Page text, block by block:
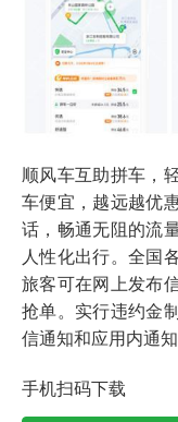
顺风车互助拼车，
车便宜，越远越优
话，畅通无阻的流
人性化出行。全国
旅客可在网上发布
抢单。实行违约金
信通知和应用内通
手机扫码下载